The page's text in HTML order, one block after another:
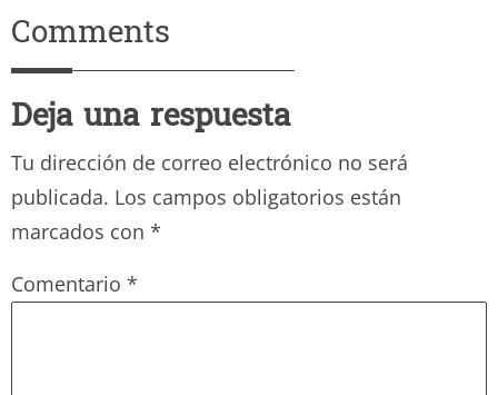
Comments
Deja una respuesta
Tu dirección de correo electrónico no será
publicada. Los campos obligatorios están
marcados con *
Comentario *